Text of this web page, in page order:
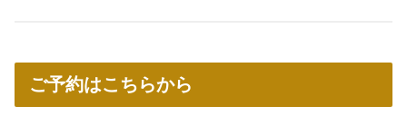
ご予約はこちらから